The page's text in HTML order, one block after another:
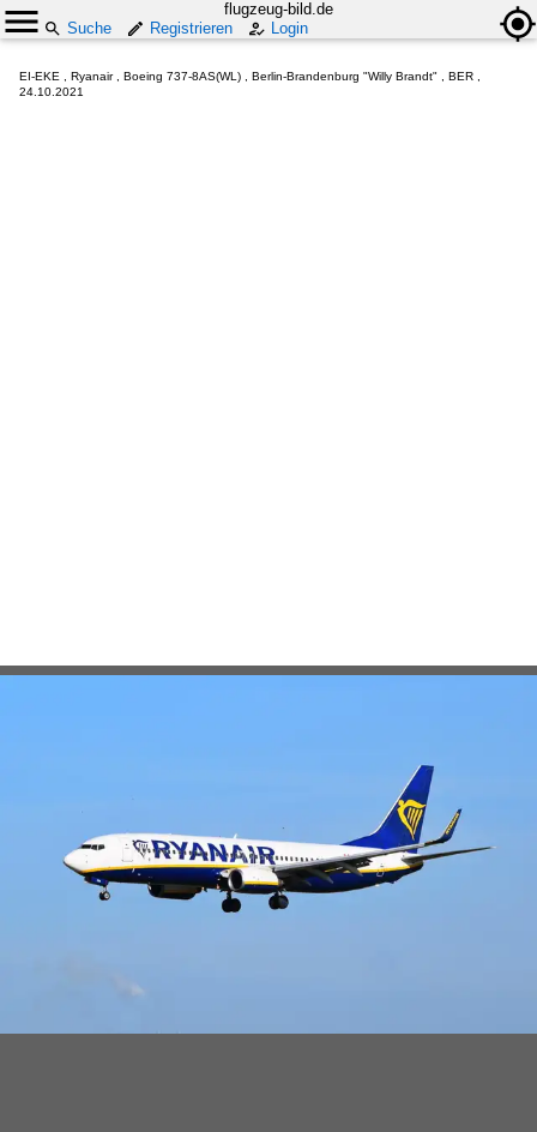
flugzeug-bild.de
Suche
Registrieren Login
EI-EKE , Ryanair , Boeing 737-8AS(WL) , Berlin-Brandenburg "Willy Brandt" , BER ,
24.10.2021